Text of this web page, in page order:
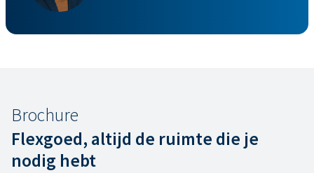
Brochure
Flexgoed, altijd de ruimte die je
nodig hebt